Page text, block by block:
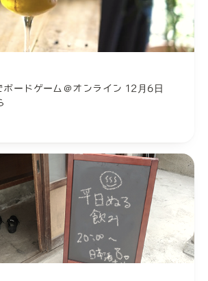
ボードゲーム＠オンライン 12月6日